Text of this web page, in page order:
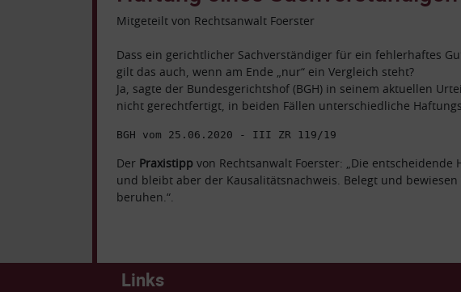
Mitgeteilt von Rechtsanwalt Foerster
Dass ein gerichtlicher Sachverständiger für ein fehlerhaftes
gilt das auch, wenn am Ende „nur“ ein Vergleich steht?
Ja, sagte der Bundesgerichtshof (BGH) in seinem aktuellen
nicht gerechtfertigt, in beiden Fällen unterschiedliche
BGH vom 25.06.2020 - III ZR 119/19
Der Praxistipp von Rechtsanwalt Foerster: „Die
und bleibt aber der Kausalitätsnachweis. Belegt und
beruhen.“.
Links